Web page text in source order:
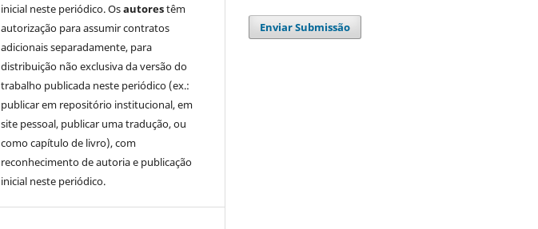
inicial neste periódico. Osautorestêm
autorização para assumir contratos
adicionais separadamente, para
distribuição não exclusiva da versão do
trabalho publicada neste periódico (ex.:
publicar em repositório institucional, em
site pessoal, publicar uma tradução, ou
como capítulo de livro), com
reconhecimento de autoria e publicação
inicial neste periódico.
Enviar Submissão